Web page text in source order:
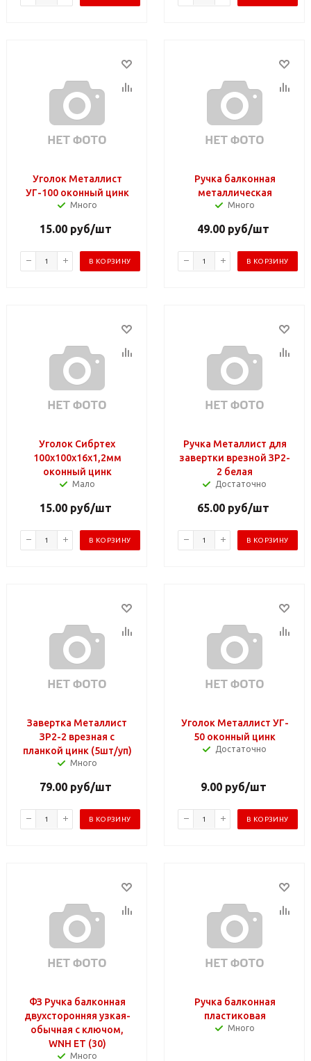
Уголок Металлист
УГ-100 оконный цинк
Много
15.00 руб/шт
В КОРЗИНУ
Ручка балконная
металлическая
Много
49.00 руб/шт
В КОРЗИНУ
Уголок Сибртех
100х100х16х1,2мм
оконный цинк
Мало
15.00 руб/шт
В КОРЗИНУ
Ручка Металлист для
завертки врезной ЗР2-
2 белая
Достаточно
65.00 руб/шт
В КОРЗИНУ
Завертка Металлист
ЗР2-2 врезная с
планкой цинк (5шт/уп)
Много
79.00 руб/шт
В КОРЗИНУ
Уголок Металлист УГ-
50 оконный цинк
Достаточно
9.00руб/шт
В КОРЗИНУ
ФЗ Ручка балконная
двухсторонняя узкая-
обычная с ключом,
WNH ET (30)
Много
Ручка балконная
пластиковая
Много